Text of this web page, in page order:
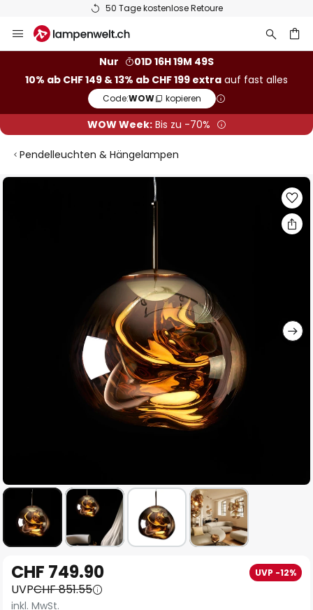
50 Tage kostenlose Retoure
Inhalt
Nur
01D 16H 19M 48S
10% ab CHF 149 & 13% ab CHF 199 extra auf fast alles
Code:WOW kopieren
WOW Week:Bis zu -70%
Pendelleuchten & Hängelampen
Zum
Anfang
der
CHF 749.90 UVP -12%
UVPCHF 851.55
inkl. MwSt.